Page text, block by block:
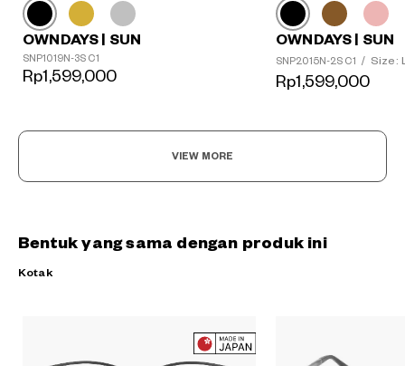
OWNDAYS | SUN
SNP1019N-3S C1
Rp1,599,000
OWNDAYS | SUN
SNP2015N-2S C1 / Size:
Rp1,599,000
VIEW MORE
Bentuk yang sama dengan produk ini
Kotak